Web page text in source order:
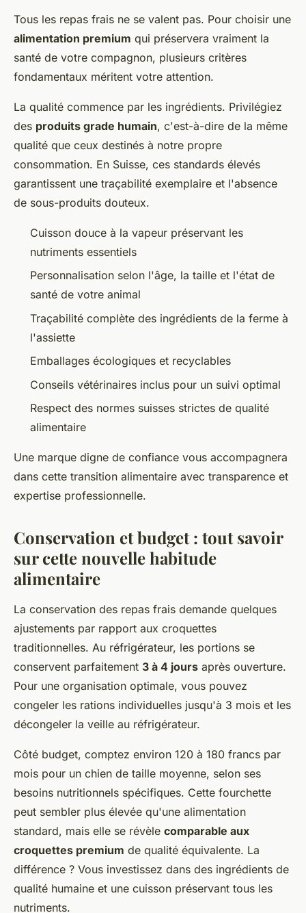
Tous les repas frais ne se valent pas. Pour choisir une
alimentation premium qui préservera vraiment la
santé de votre compagnon, plusieurs critères
fondamentaux méritent votre attention.
La qualité commence par les ingrédients. Privilégiez
des produits grade humain, c'est-à-dire de la même
qualité que ceux destinés à notre propre
consommation. En Suisse, ces standards élevés
garantissent une traçabilité exemplaire et l'absence
de sous-produits douteux.
Cuisson douce à la vapeur préservant les
nutriments essentiels
Personnalisation selon l'âge, la taille et l'état de
santé de votre animal
Traçabilité complète des ingrédients de la ferme à
l'assiette
Emballages écologiques et recyclables
Conseils vétérinaires inclus pour un suivi optimal
Respect des normes suisses strictes de qualité
alimentaire
Une marque digne de confiance vous accompagnera
dans cette transition alimentaire avec transparence et
expertise professionnelle.
Conservation et budget : tout savoir
sur cette nouvelle habitude
alimentaire
La conservation des repas frais demande quelques
ajustements par rapport aux croquettes
traditionnelles. Au réfrigérateur, les portions se
conservent parfaitement 3 à 4 jours après ouverture.
Pour une organisation optimale, vous pouvez
congeler les rations individuelles jusqu'à 3 mois et les
décongeler la veille au réfrigérateur.
Côté budget, comptez environ 120 à 180 francs par
mois pour un chien de taille moyenne, selon ses
besoins nutritionnels spécifiques. Cette fourchette
peut sembler plus élevée qu'une alimentation
standard, mais elle se révèle comparable aux
croquettes premium de qualité équivalente. La
différence ? Vous investissez dans des ingrédients de
qualité humaine et une cuisson préservant tous les
nutriments.